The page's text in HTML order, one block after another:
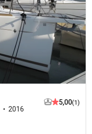
2016
5,00(1)